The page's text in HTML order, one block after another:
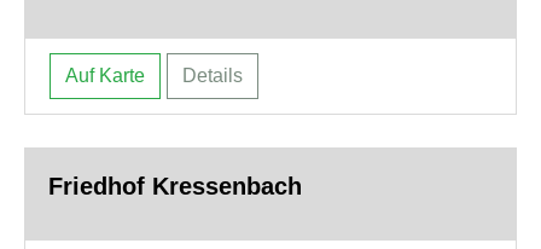
Auf Karte Details
Friedhof Kressenbach